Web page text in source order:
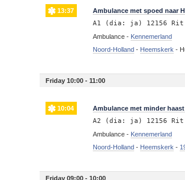
13:37 Ambulance met spoed naar
A1 (dia: ja) 12156 Rit
Ambulance - Kennemerland
Noord-Holland - Heemskerk -
Friday 10:00 - 11:00
10:04 Ambulance met minder
A2 (dia: ja) 12156 Rit
Ambulance - Kennemerland
Noord-Holland - Heemskerk -
Friday 09:00 - 10:00